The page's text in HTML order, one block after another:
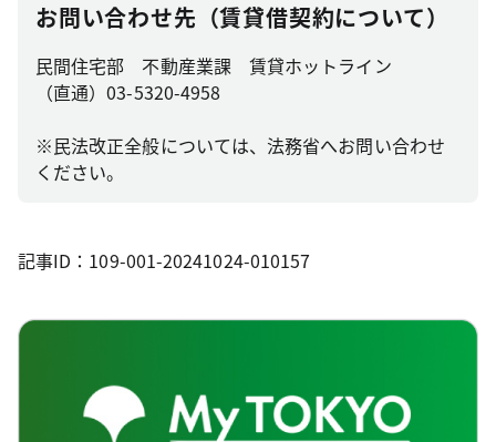
お問い合わせ先（賃貸借契約について）
民間住宅部 不動産業課 賃貸ホットライン
（直通）03-5320-4958
※民法改正全般については、法務省へお問い合わせ
ください。
記事ID：109-001-20241024-010157